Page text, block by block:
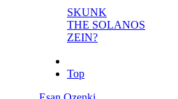
SKUNK
THE SOLANOS
ZEIN?
Top